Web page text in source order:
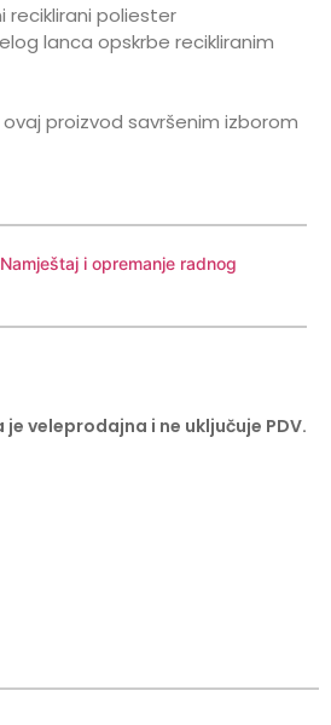
reciklirani poliester
lanca opskrbe recikliranim
proizvod savršenim izborom
Namještaj i opremanje radnog
je veleprodajna i ne uključuje PDV.